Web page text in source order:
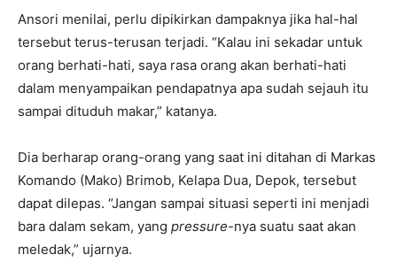
Ansori menilai, perlu dipikirkan dampaknya jika hal-hal
tersebut terus-terusan terjadi. “Kalau ini sekadar untuk
orang berhati-hati, saya rasa orang akan berhati-hati
dalam menyampaikan pendapatnya apa sudah sejauh itu
sampai dituduh makar,” katanya.
Dia berharap orang-orang yang saat ini ditahan di Markas
Komando (Mako) Brimob, Kelapa Dua, Depok, tersebut
dapat dilepas. “Jangan sampai situasi seperti ini menjadi
bara dalam sekam, yang pressure-nya suatu saat akan
meledak,” ujarnya.